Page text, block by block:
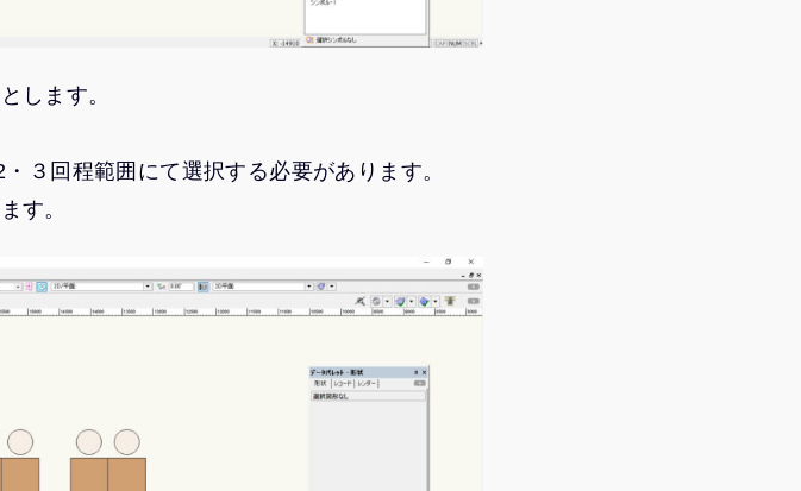
します。
３回程範囲にて選択する必要があります。
す。